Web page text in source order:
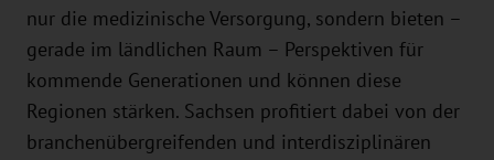
nur die medizinische Versorgung, sondern bieten –
gerade im ländlichen Raum – Perspektiven für
kommende Generationen und können diese
Regionen stärken. Sachsen profitiert dabei von der
branchenübergreifenden und interdisziplinären